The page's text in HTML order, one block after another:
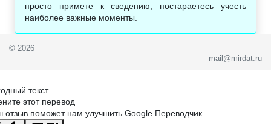
просто примете к сведению, постараетесь учесть
наиболее важные моменты.
© 2026
mail@mirdat.ru
текст
этот перевод
отзыв поможет нам улучшить Google Переводчик